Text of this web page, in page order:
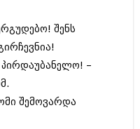
შენს
პირდაუბანელო! –
შემოვარდა